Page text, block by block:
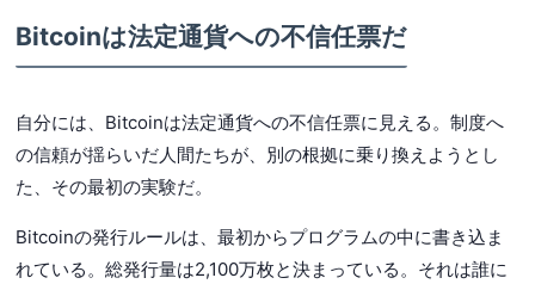
Bitcoinは法定通貨への不信任票だ
自分には、Bitcoinは法定通貨への不信任票に見える。制度へ
の信頼が揺らいだ人間たちが、別の根拠に乗り換えようとし
た、その最初の実験だ。
Bitcoinの発行ルールは、最初からプログラムの中に書き込ま
れている。総発行量は2,100万枚と決まっている。それは誰に